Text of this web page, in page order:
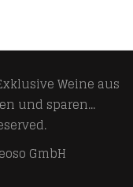
Weine aus
und sparen...
GmbH